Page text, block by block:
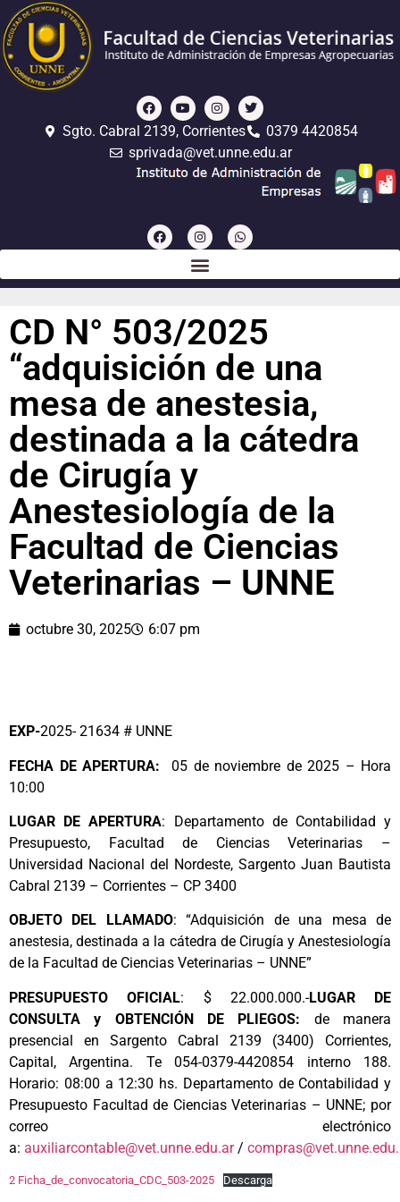
Sgto. Cabral 2139, Corrientes
0379 4420854
sprivada@vet.unne.edu.ar
CD N° 503/2025
“adquisición de una
mesa de anestesia,
destinada a la cátedra
de Cirugía y
Anestesiología de la
Facultad de Ciencias
Veterinarias – UNNE
octubre 30, 2025 6:07 pm
EXP-2025- 21634 # UNNE
FECHA DE APERTURA: 05 de noviembre de 2025 – Hora
10:00
LUGAR DE APERTURA: Departamento de Contabilidad y
Presupuesto, Facultad de Ciencias Veterinarias –
Universidad Nacional del Nordeste, Sargento Juan Bautista
Cabral 2139 – Corrientes – CP 3400
OBJETO DEL LLAMADO: “Adquisición de una mesa de
anestesia, destinada a la cátedra de Cirugía y Anestesiología
de la Facultad de Ciencias Veterinarias – UNNE”
PRESUPUESTO OFICIAL: $ 22.000.000.-LUGAR DE
CONSULTA y OBTENCIÓN DE PLIEGOS: de manera
presencial en Sargento Cabral 2139 (3400) Corrientes,
Capital, Argentina. Te 054-0379-4420854 interno 188.
Horario: 08:00 a 12:30 hs. Departamento de Contabilidad y
Presupuesto Facultad de Ciencias Veterinarias – UNNE; por
correo electrónico
a: auxiliarcontable@vet.unne.edu.ar/
2 Ficha_de_convocatoria_CDC_503-2025 Descarga